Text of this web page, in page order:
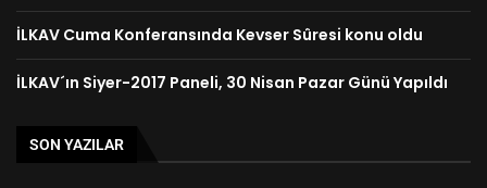
İLKAV Cuma Konferansında Kevser Sûresi konu oldu
İLKAV´ın Siyer-2017 Paneli, 30 Nisan Pazar Günü Yapıldı
SON YAZILAR